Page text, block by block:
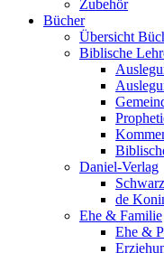
Zubehör
Bücher
Übersicht
Biblische
Daniel-Verlag
de
Ehe & Familie
Ehe &